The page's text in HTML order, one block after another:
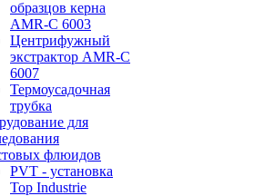
образцов керна
AMR-C 6003
Центрифужный
экстрактор AMR-C
6007
Термоусадочная
трубка
для
флюидов
PVT - установка
Top Industrie